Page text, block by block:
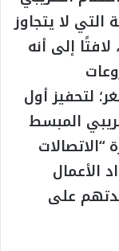
لا يتجاوز
لافتًا إلى أنه
لتحفيز أول
المبسط
“الاتصالات
الأعمال
على